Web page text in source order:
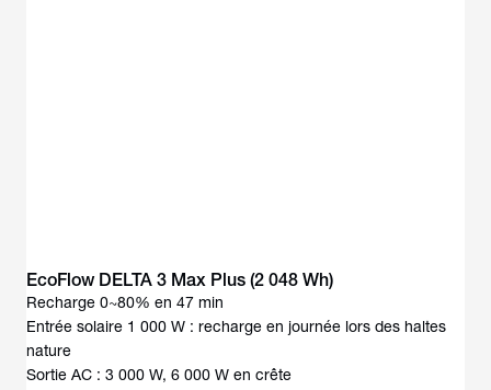
EcoFlow DELTA 3 Max Plus (2 048 Wh)
Recharge 0~80% en 47 min
Entrée solaire 1 000 W : recharge en journée lors des haltes
nature
Sortie AC : 3 000 W, 6 000 W en crête